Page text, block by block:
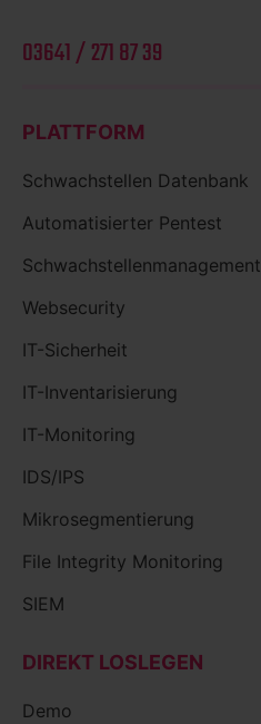
03641 / 271 87 39
PLATTFORM
Schwachstellen Datenbank
Automatisierter Pentest
Schwachstellenmanagement
Websecurity
IT-Sicherheit
IT-Inventarisierung
IT-Monitoring
IDS/IPS
Mikrosegmentierung
File Integrity Monitoring
SIEM
DIREKT LOSLEGEN
Demo